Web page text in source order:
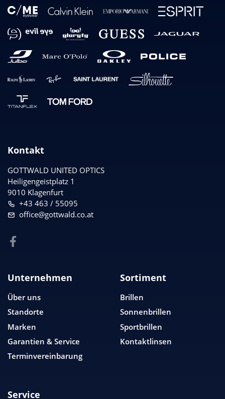
Kontakt
GOTTWALD UNITED OPTICS
Heiligengeistplatz 1
9010 Klagenfurt
+43 463 / 55095
office@gottwald.co.at
Unternehmen
Über uns
Standorte
Marken
Garantien & Service
Terminvereinbarung
Sortiment
Brillen
Sonnenbrillen
Sportbrillen
Kontaktlinsen
Service